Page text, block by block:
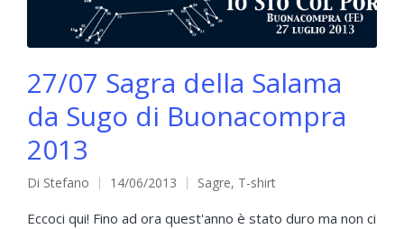
27/07 Sagra della Salama
da Sugo di Buonacompra
2013
Pubblicato
da
Di Stefano 14/06/2013
Pubblicato
in
Sagre, T-shirt
Eccoci qui! Fino ad ora quest'anno è stato duro ma non ci